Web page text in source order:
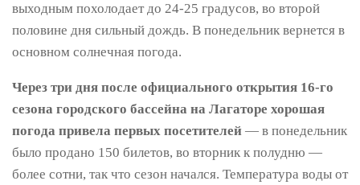
выходным похолодает до 24-25 градусов, во второй
половине дня сильный дождь. В понедельник вернется в
основном солнечная погода.
Через три дня после официального открытия 16-го
сезона городского бассейна на Лагаторе хорошая
погода привела первых посетителей — в понедельник
было продано 150 билетов, во вторник к полудню —
более сотни, так что сезон начался. Температура воды от